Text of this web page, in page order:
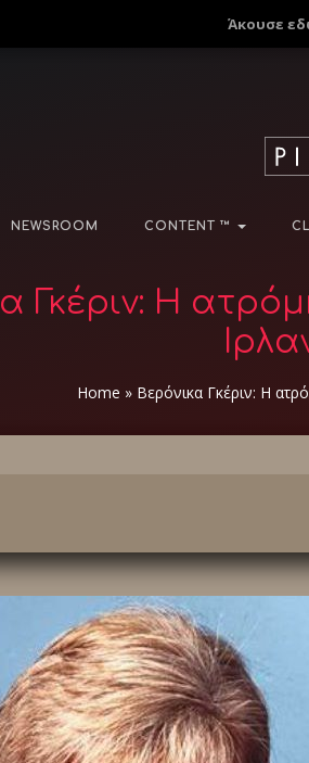
Άκουσε
NEWSROOM CONTENT ™
Γκέριν: Η
Home » Βερόνικα Γκέριν: Η